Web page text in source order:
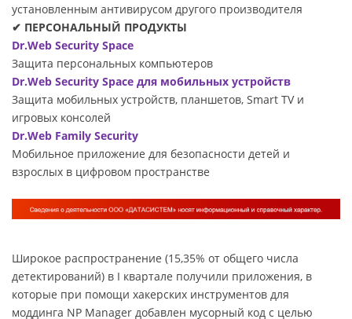
установленным антивирусом другого производителя
✔ ПЕРСОНАЛЬНЫЙ ПРОДУКТЫ
Dr.Web Security Space
Защита персональных компьютеров
Dr.Web Security Space для мобильных устройств
Защита мобильных устройств, планшетов, Smart TV и
игровых консолей
Dr.Web Family Security
Мобильное приложение для безопасности детей и
взрослых в цифровом пространстве
Широкое распространение (15,35% от общего числа
детектирований) в I квартале получили приложения, в
которые при помощи хакерских инструментов для
моддинга NP Manager добавлен мусорный код с целью